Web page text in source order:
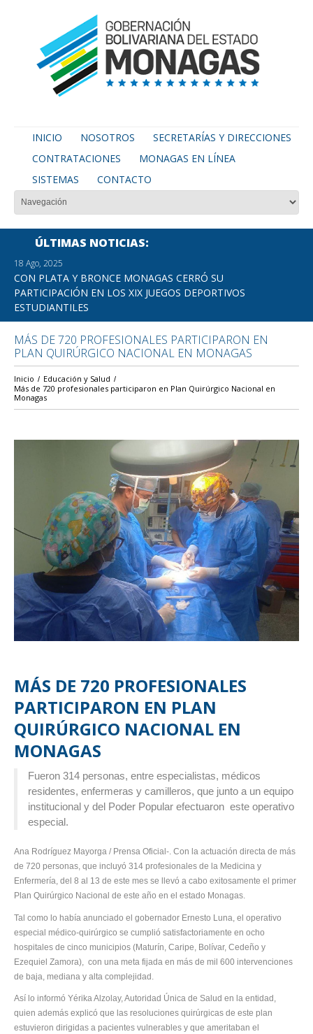
INICIO NOSOTROS
SECRETARÍAS Y DIRECCIONES
CONTRATACIONES
MONAGAS EN LÍNEA
SISTEMAS
CONTACTO
ÚLTIMAS NOTICIAS
18 Ago, 2025
CON PLATA Y BRONCE MONAGAS CERRÓ SU
PARTICIPACIÓN EN LOS XIX JUEGOS DEPORTIVOS
ESTUDIANTILES
MÁS DE 720 PROFESIONALES PARTICIPARON EN
PLAN QUIRÚRGICO NACIONAL EN MONAGAS
Inicio
Educación y Salud
Más de 720 profesionales participaron en Plan Quirúrgico Nacional en
Monagas
MÁS DE 720 PROFESIONALES
PARTICIPARON EN PLAN
QUIRÚRGICO NACIONAL EN
MONAGAS
Fueron 314 personas, entre especialistas, médicos
residentes, enfermeras y camilleros, que junto a un equipo
institucional y del Poder Popular efectuaron este operativo
especial.
Ana Rodríguez Mayorga / Prensa Oficial-. Con la actuación directa de más
de 720 personas, que incluyó 314 profesionales de la Medicina y
Enfermería, del 8 al 13 de este mes se llevó a cabo exitosamente el primer
Plan Quirúrgico Nacional de este año en el estado Monagas.
Tal como lo había anunciado el gobernador Ernesto Luna, el operativo
especial médico-quirúrgico se cumplió satisfactoriamente en ocho
hospitales de cinco municipios (Maturín, Caripe, Bolívar, Cedeño y
Ezequiel Zamora), con una meta fijada en más de mil 600 intervenciones
de baja, mediana y alta complejidad.
Así lo informó Yérika Alzolay, Autoridad Única de Salud en la entidad,
quien además explicó que las resoluciones quirúrgicas de este plan
estuvieron dirigidas a pacientes vulnerables y que ameritaban el